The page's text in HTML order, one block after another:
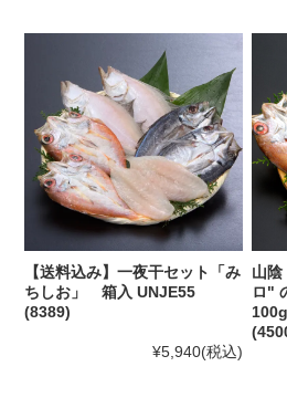
【送料込み】一夜干セット「み
ちしお」 箱入 UNJE55
(8389)
¥5,940(税込)
山陰
ロ"